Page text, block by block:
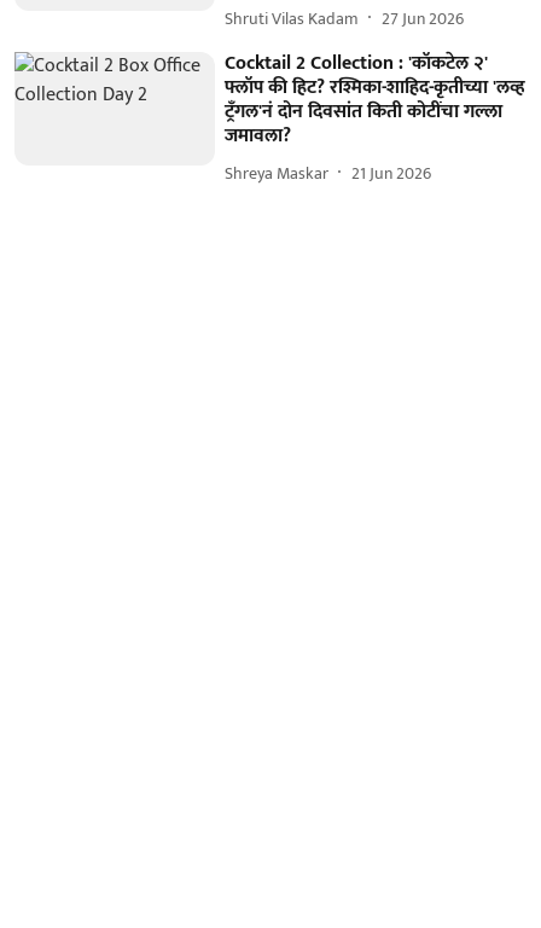
Shruti Vilas Kadam 27 Jun 2026
Cocktail 2 Collection : 'कॉकटेल २'
फ्लॉप की हिट? रश्मिका-शाहिद-कृतीच्या 'लव्ह
ट्रँगल'नं दोन दिवसांत किती कोटींचा गल्ला
जमावला?
Shreya Maskar 21 Jun 2026